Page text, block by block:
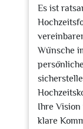
Es ist
Wünsche
Ihre
klare